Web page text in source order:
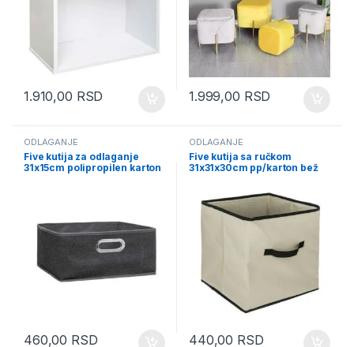
1.910,00 RSD 1.999,00 RSD
ODLAGANJE
Five kutija za odlaganje
31x15cm polipropilen karton
460,00 RSD
ODLAGANJE
Five kutija sa ručkom
31x31x30cm pp/karton bež
440,00 RSD